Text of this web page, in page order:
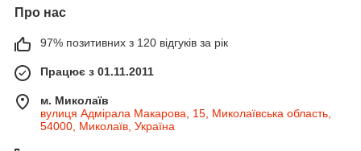
Про нас
97% позитивних з 120 відгуків за рік
Працює з 01.11.2011
м. Миколаїв
вулиця Адмірала Макарова, 15, Миколаївська область,
54000, Миколаїв, Україна